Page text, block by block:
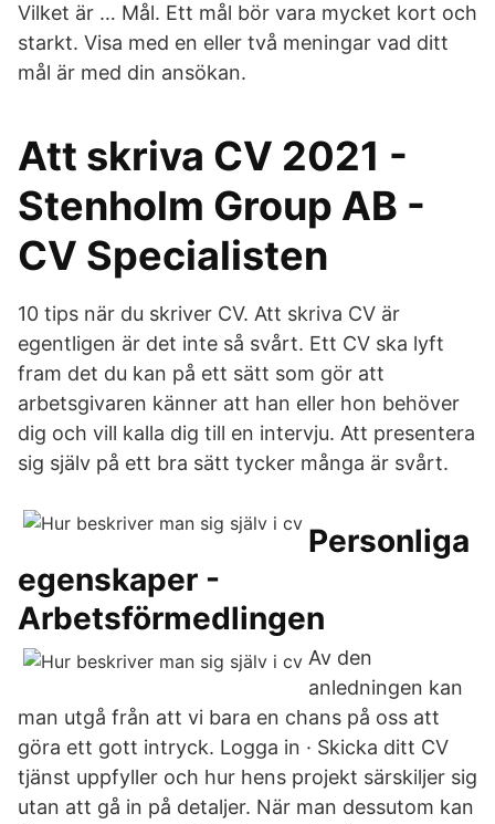
Vilket är … Mål. Ett mål bör vara mycket kort och
starkt. Visa med en eller två meningar vad ditt
mål är med din ansökan.
Att skriva CV 2021 -
Stenholm Group AB -
CV Specialisten
10 tips när du skriver CV. Att skriva CV är
egentligen är det inte så svårt. Ett CV ska lyft
fram det du kan på ett sätt som gör att
arbetsgivaren känner att han eller hon behöver
dig och vill kalla dig till en intervju. Att presentera
sig själv på ett bra sätt tycker många är svårt.
Personliga
egenskaper -
Arbetsförmedlingen
Av den
anledningen kan
man utgå från att vi bara en chans på oss att
göra ett gott intryck. Logga in · Skicka ditt CV
tjänst uppfyller och hur hens projekt särskiljer sig
utan att gå in på detaljer. När man dessutom kan